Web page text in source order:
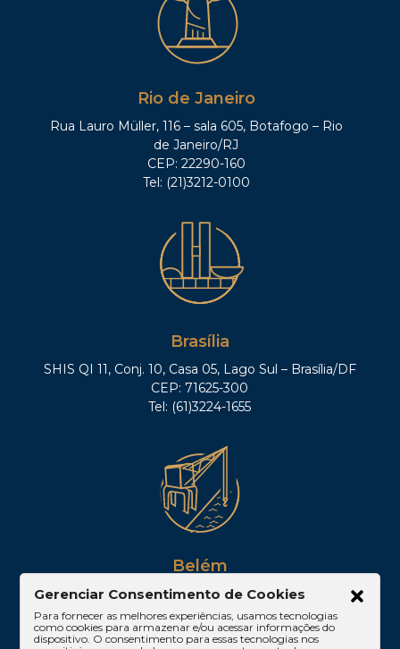
Rio de Janeiro
Rua Lauro Müller, 116 – sala 605, Botafogo – Rio
de Janeiro/RJ
CEP: 22290-160
Tel: (21)3212-0100
Brasília
SHIS QI 11, Conj. 10, Casa 05, Lago Sul – Brasília/DF
CEP: 71625-300
Tel: (61)3224-1655
Belém
Av. Visconde de Souza Franco, 05, Sala 2102 –
Edifício Quadra Corporate, Umarizal – Belém/PA
CEP: 66053-000
Gerenciar Consentimento de Cookies
Para fornecer as melhores experiências, usamos tecnologias
como cookies para armazenar e/ou acessar informações do
dispositivo. O consentimento para essas tecnologias nos